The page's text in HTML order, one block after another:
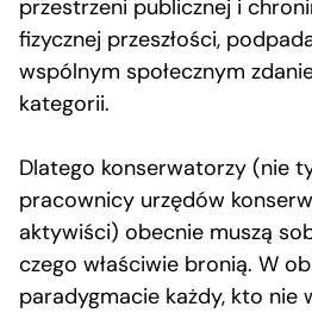
przestrzeni publicznej i
fizycznej przeszłości,
wspólnym społecznym
kategorii.
Dlatego konserwatorzy (nie
pracownicy urzędów
aktywiści) obecnie muszą
czego właściwie bronią. W
paradygmacie każdy, kto nie